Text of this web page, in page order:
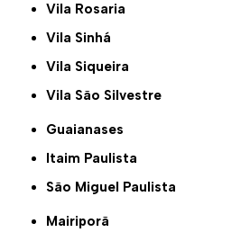
Vila Rosaria
Vila Sinhá
Vila Siqueira
Vila São Silvestre
Guaianases
Itaim Paulista
São Miguel Paulista
Mairiporã